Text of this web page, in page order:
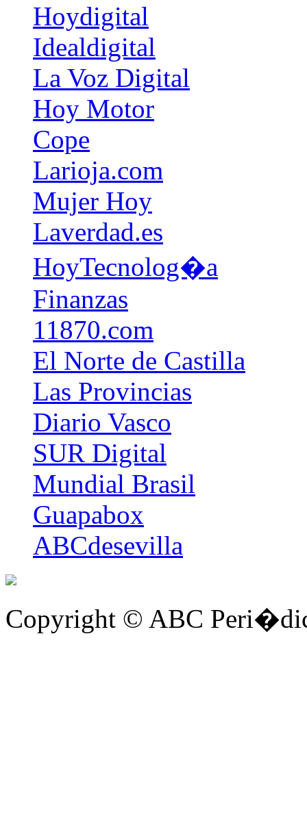
Hoydigital
Idealdigital
La Voz Digital
Hoy Motor
Cope
Larioja.com
Mujer Hoy
Laverdad.es
HoyTecnolog�a
Finanzas
11870.com
El Norte de Castilla
Las Provincias
Diario Vasco
SUR Digital
Mundial Brasil
Guapabox
ABCdesevilla
Copyright © ABC